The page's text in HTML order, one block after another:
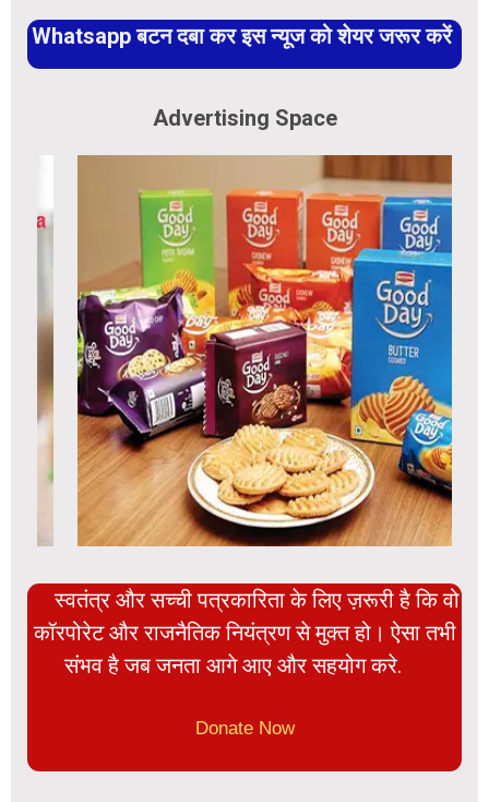
Whatsapp बटन दबा कर इस न्यूज को शेयर जरूर करें
Advertising Space
स्वतंत्र और सच्ची पत्रकारिता के लिए ज़रूरी है कि वो
कॉरपोरेट और राजनैतिक नियंत्रण से मुक्त हो। ऐसा तभी
संभव है जब जनता आगे आए और सहयोग करे.
Donate Now